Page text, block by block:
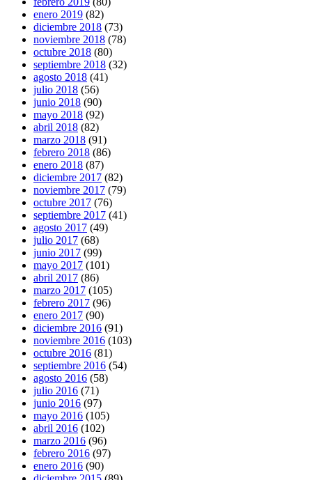
enero 2019 (82)
diciembre 2018 (73)
noviembre 2018 (78)
octubre 2018 (80)
septiembre 2018 (32)
agosto 2018 (41)
julio 2018 (56)
junio 2018 (90)
mayo 2018 (92)
abril 2018 (82)
marzo 2018 (91)
febrero 2018 (86)
enero 2018 (87)
diciembre 2017 (82)
noviembre 2017 (79)
octubre 2017 (76)
septiembre 2017 (41)
agosto 2017 (49)
julio 2017 (68)
junio 2017 (99)
mayo 2017 (101)
abril 2017 (86)
marzo 2017 (105)
febrero 2017 (96)
enero 2017 (90)
diciembre 2016 (91)
noviembre 2016 (103)
octubre 2016 (81)
septiembre 2016 (54)
agosto 2016 (58)
julio 2016 (71)
junio 2016 (97)
mayo 2016 (105)
abril 2016 (102)
marzo 2016 (96)
febrero 2016 (97)
enero 2016 (90)